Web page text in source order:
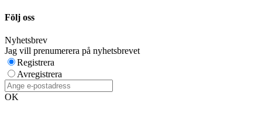
Följ oss
Nyhetsbrev
Jag vill prenumerera på nyhetsbrevet
Registrera
Avregistrera
OK